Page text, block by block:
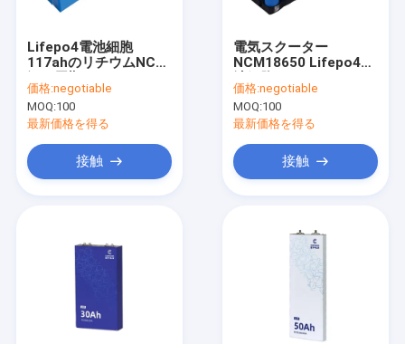
プロダクト
工場旅行
Lifepo4電池細胞
117ahのリチウムNCM
リフトを等級別にしな
さい
価格:negotiable
MOQ:100
最新価格を得る
接触
電気スクーター
NCM18650 Lifepo4電
李イオン2000mAh
価格:negotiable
MOQ:100
最新価格を得る
接触